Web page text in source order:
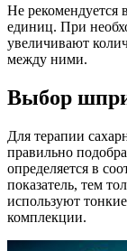
Не рекомендуется
единиц. При
увеличивают
между ними.
Выбор
Для терапии
правильно
определяется в
показатель, тем
используют
комплекции.